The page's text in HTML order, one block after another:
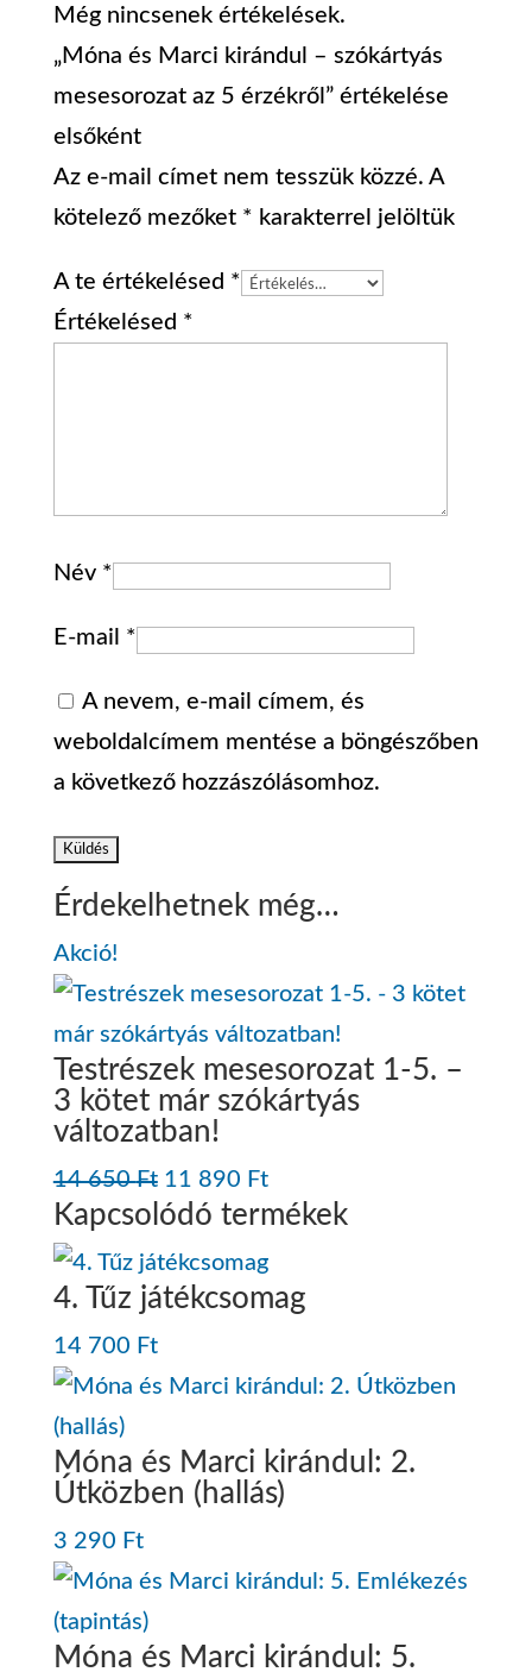
Még nincsenek értékelések.
„Móna és Marci kirándul – szókártyás
mesesorozat az 5 érzékről” értékelése
elsőként
Az e-mail címet nem tesszük közzé. A
kötelező mezőket * karakterrel jelöltük
A te értékelésed *
Értékelésed *
Név *
E-mail *
A nevem, e-mail címem, és
weboldalcímem mentése a böngészőben
a következő hozzászólásomhoz.
Érdekelhetnek még…
Akció!
Testrészek mesesorozat 1-5. –
3 kötet már szókártyás
változatban!
14 650Ft Original
price
was:
14
11 890 FtCurrent
price
is:
11
Kapcsolódó termékek
4. Tűz játékcsomag
14 700 Ft
Móna és Marci kirándul: 2.
Útközben (hallás)
3 290 Ft
Móna és Marci kirándul: 5.